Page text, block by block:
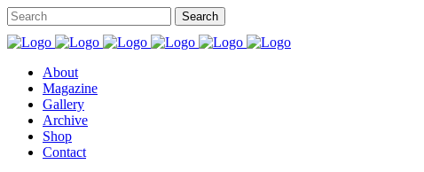
About
Magazine
Gallery
Archive
Shop
Contact